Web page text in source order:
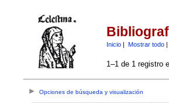
Inicio| Mostrar todo|
1–1 de 1 registro
Opciones de búsqueda y visualización